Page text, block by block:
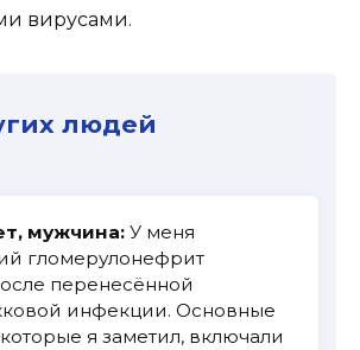
вирусами.
людей
мужчина: У меня
гломерулонефрит
перенесённой
инфекции. Основные
я заметил, включали